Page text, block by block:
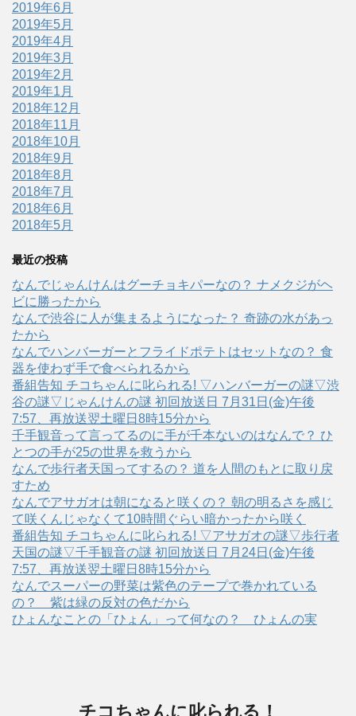
2019年6月
2019年5月
2019年4月
2019年3月
2019年2月
2019年1月
2018年12月
2018年11月
2018年10月
2018年9月
2018年8月
2018年7月
2018年6月
2018年5月
最近の投稿
なんでじゃんけんはグーチョキパーなの？ ナメクジがヘ
ビに勝ったから
なんで渋谷に人が集まるようになった？ 奇跡の水があっ
たから
なんでハンバーガーとフライドポテトはセットなの？ 食
器を使わず手で食べられるから
番組告知 チコちゃんに叱られる! ▽ハンバーガーの謎▽渋
谷の謎▽じゃんけんの謎 初回放送日 7月31日(金)午後
7:57、再放送翌土曜日8時15分から
千手観音って言ってるのに手が千本ないのはなんで？ ひ
とつの手が25の世界を救うから
なんで歩行者天国ってするの？ 道を人間のもとに取り戻
すため
なんでアサガオは朝になると咲くの？ 朝の明るさを感じ
て咲くんじゃなくて10時間ぐらい暗かったから咲く
番組告知 チコちゃんに叱られる! ▽アサガオの謎▽歩行者
天国の謎▽千手観音の謎 初回放送日 7月24日(金)午後
7:57、再放送翌土曜日8時15分から
なんでスーパーの野菜は紫色のテープで巻かれている
の？ 紫は緑の反対の色だから
ひょんなことの「ひょん」って何なの？ ひょんの実
チコちゃんに叱られる！